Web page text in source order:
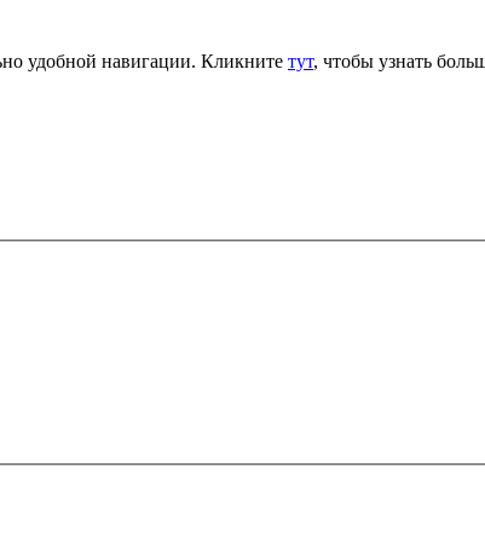
удобной навигации. Кликните тут, чтобы узнать